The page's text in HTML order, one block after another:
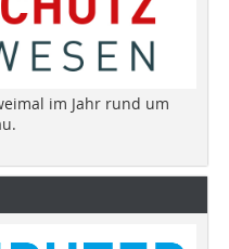
im Jahr rund um